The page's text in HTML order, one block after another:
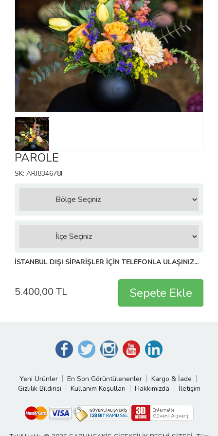
PAROLE
SK: ARJ834678F
İSTANBUL DIŞI SİPARİŞLER İÇİN TELEFONLA ULAŞINIZ...
5.400,00 TL
Yeni Ürünler En Son Görüntülenenler
Kargo & İade
Gizlilik Bildirisi
Kullanım Koşulları Hakkımızda İletişim